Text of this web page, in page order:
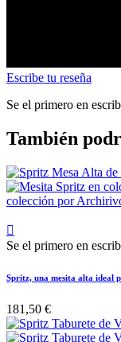
Escribe tu reseña
Se el primero en
También

Se el primero en
Spritz, una mesita alta ideal
181,50 €